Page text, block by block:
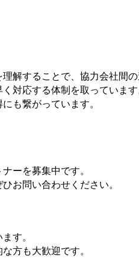
解することで、協力会社間の
対応する体制を取っています
も繋がっています。
ーを募集中です。
お問い合わせください。
す。
方も大歓迎です。